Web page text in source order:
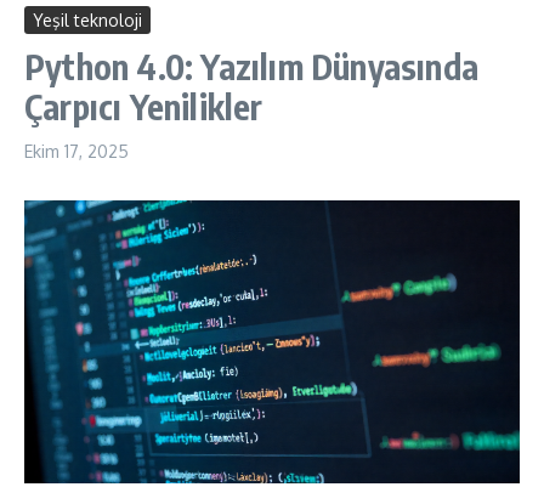
Yeşil teknoloji
Python 4.0: Yazılım Dünyasında
Çarpıcı Yenilikler
Ekim 17, 2025